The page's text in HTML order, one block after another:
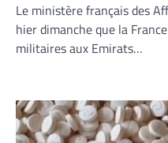
Le ministère français des
hier dimanche que la
militaires aux Emirats…